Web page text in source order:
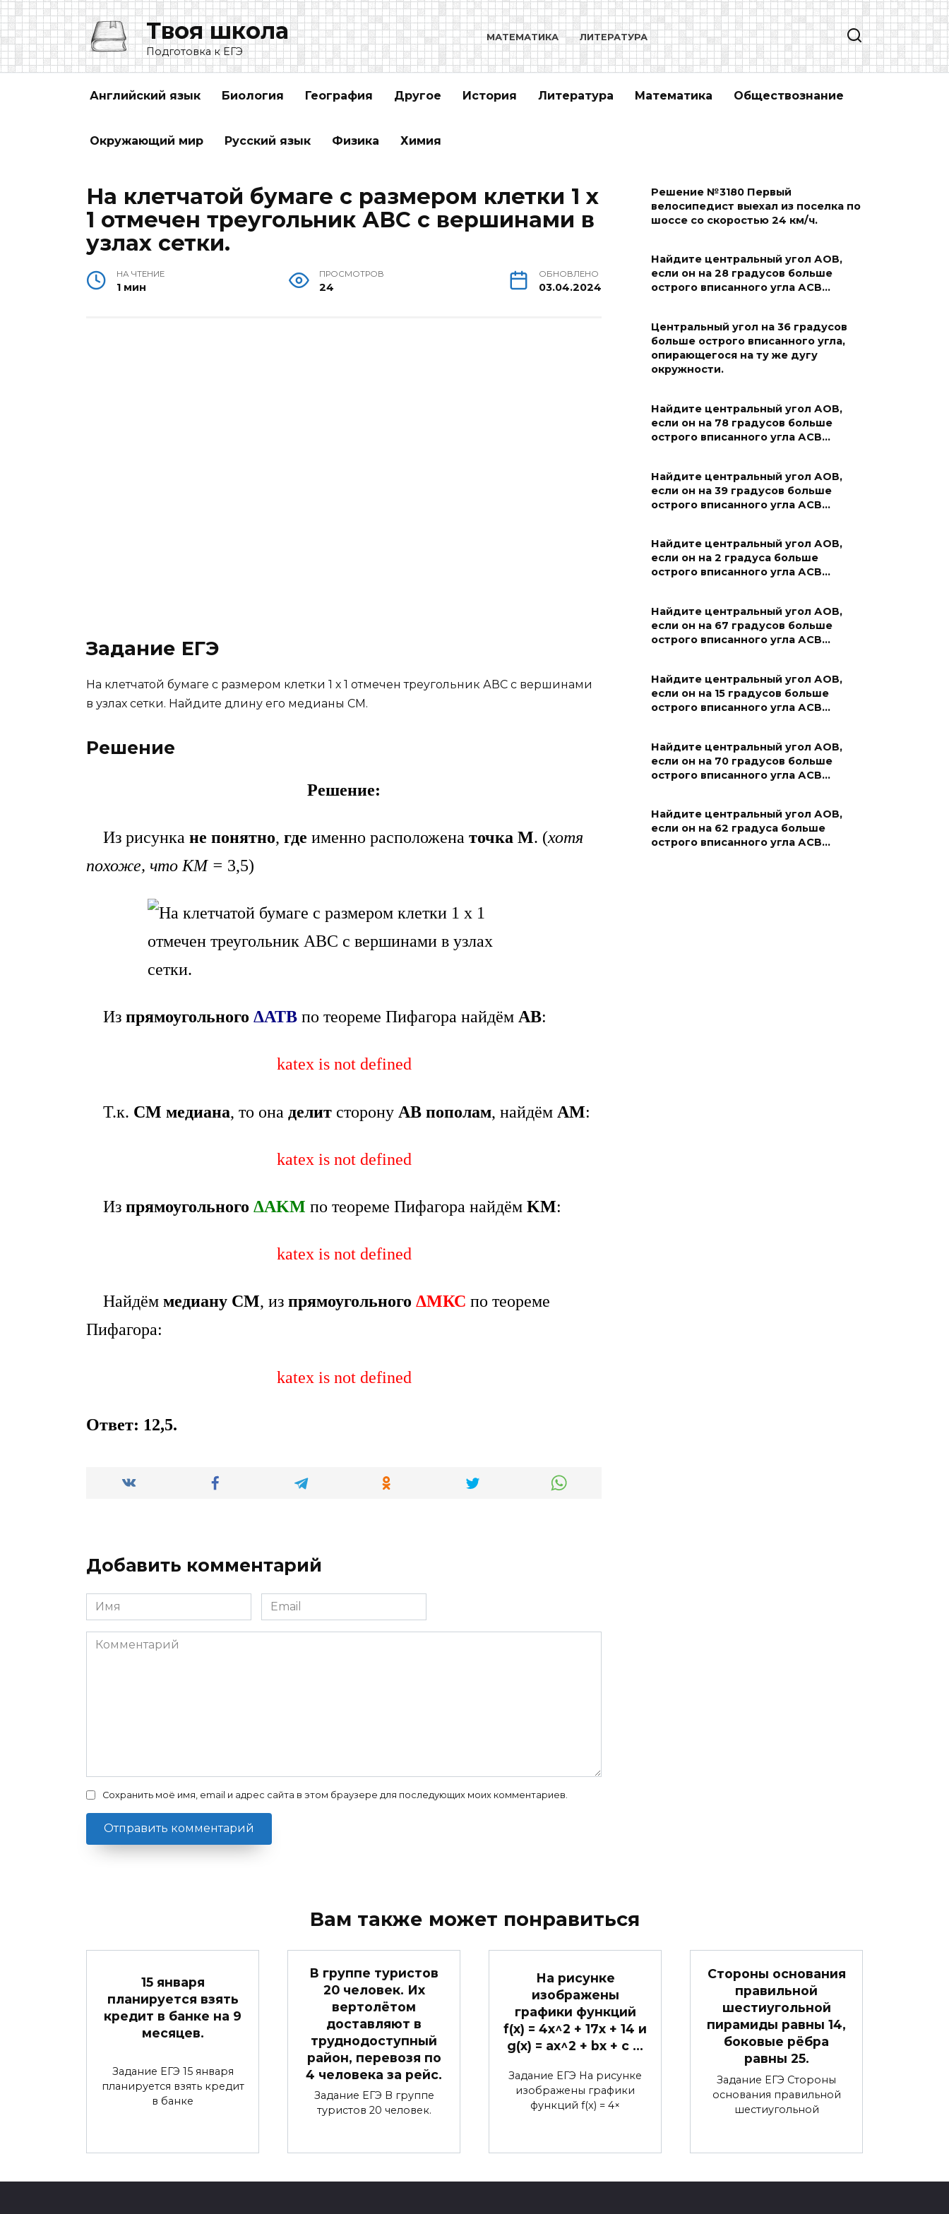
Перейти
к
содержанию
Твоя школа
Подготовка к ЕГЭ
МАТЕМАТИКА ЛИТЕРАТУРА
Английский язык Биология География Другое История Литература Математика Обществознание
Окружающий мир Русский язык Физика Химия
На клетчатой бумаге с размером клетки 1 х
1 отмечен треугольник АВС с вершинами в
узлах сетки.
НА ЧТЕНИЕ
1 мин
ПРОСМОТРОВ
24
ОБНОВЛЕНО
03.04.2024
Задание ЕГЭ
На клетчатой бумаге с размером клетки 1 х 1 отмечен треугольник АВС с вершинами
в узлах сетки. Найдите длину его медианы СМ.
Решение
Решение:
Из рисунка не понятно, где именно расположена точка М. (хотя
похоже, что КМ = 3,5)
Из прямоугольного ΔАТВ по теореме Пифагора найдём АВ:
katex is not defined
Т.к. СМ медиана, то она делит сторону АВ пополам, найдём АМ:
katex is not defined
Из прямоугольного ΔАKM по теореме Пифагора найдём KM:
katex is not defined
Найдём медиану СМ, из прямоугольного ΔМКС по теореме
Пифагора:
katex is not defined
Ответ: 12,5.
Добавить комментарий
Имя
*
Email
*
Комментарий
Сохранить моё имя, email и адрес сайта в этом браузере для последующих моих комментариев.
Решение №3180 Первый
велосипедист выехал из поселка по
шоссе со скоростью 24 км/ч.
Найдите центральный угол АОВ,
если он на 28 градусов больше
острого вписанного угла АСВ…
Центральный угол на 36 градусов
больше острого вписанного угла,
опирающегося на ту же дугу
окружности.
Найдите центральный угол АОВ,
если он на 78 градусов больше
острого вписанного угла АСВ…
Найдите центральный угол АОВ,
если он на 39 градусов больше
острого вписанного угла АСВ…
Найдите центральный угол АОВ,
если он на 2 градуса больше
острого вписанного угла АСВ…
Найдите центральный угол АОВ,
если он на 67 градусов больше
острого вписанного угла АСВ…
Найдите центральный угол АОВ,
если он на 15 градусов больше
острого вписанного угла АСВ…
Найдите центральный угол АОВ,
если он на 70 градусов больше
острого вписанного угла АСВ…
Найдите центральный угол АОВ,
если он на 62 градуса больше
острого вписанного угла АСВ…
Вам также может понравиться
15 января
планируется взять
кредит в банке на 9
месяцев.
Задание ЕГЭ 15 января
планируется взять кредит
в банке
В группе туристов
20 человек. Их
вертолётом
доставляют в
труднодоступный
район, перевозя по
4 человека за рейс.
Задание ЕГЭ В группе
туристов 20 человек.
На рисунке
изображены
графики функций
f(x) = 4x^2 + 17x + 14 и
g(x) = ax^2 + bx + c …
Задание ЕГЭ На рисунке
изображены графики
функций f(x) = 4×
Стороны основания
правильной
шестиугольной
пирамиды равны 14,
боковые рёбра
равны 25.
Задание ЕГЭ Стороны
основания правильной
шестиугольной